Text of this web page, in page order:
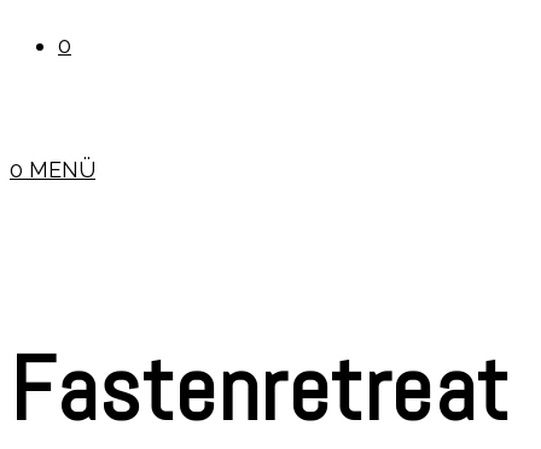
0
0 MENÜ
Fastenretreat